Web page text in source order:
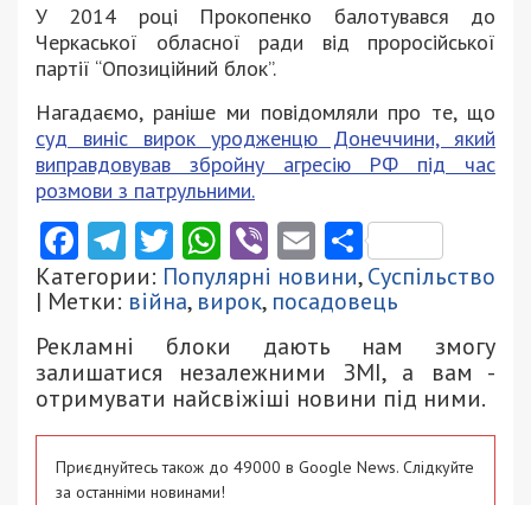
У 2014 році Прокопенко балотувався до
Черкаської обласної ради від проросійської
партії “Опозиційний блок”.
Нагадаємо, раніше ми повідомляли про те, що
суд виніс вирок уродженцю Донеччини, який
виправдовував збройну агресію РФ під час
розмови з патрульними.
Facebook
Telegram
Twitter
WhatsApp
ViberEmail
Категории: Популярні новини,Суспільство
| Метки: війна, вирок, посадовець
Рекламні блоки дають нам змогу
залишатися незалежними ЗМІ, а вам -
отримувати найсвіжіші новини під ними.
Приєднуйтесь також до 49000 в Google News. Слідкуйте
за останніми новинами!